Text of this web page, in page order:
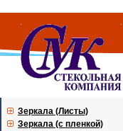
Зеркала (Листы)
Зеркала (с пленкой)